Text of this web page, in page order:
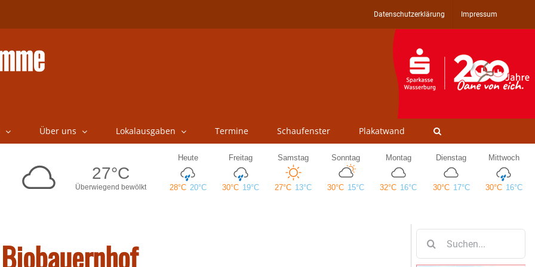
Datenschutzerklärung Impressum
Über uns Lokalausgaben Termine Schaufenster Plakatwand
nach: